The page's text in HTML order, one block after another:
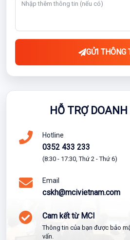
GỬI THÔNG
HỖ TRỢ
Hotline
0352 433 233
(8:30 - 17:30, Thứ 2 - Thứ 6)
Email
cskh@mcivietnam.com
Cam kết từ MCI
Thông tin của bạn được bảo
vấn.